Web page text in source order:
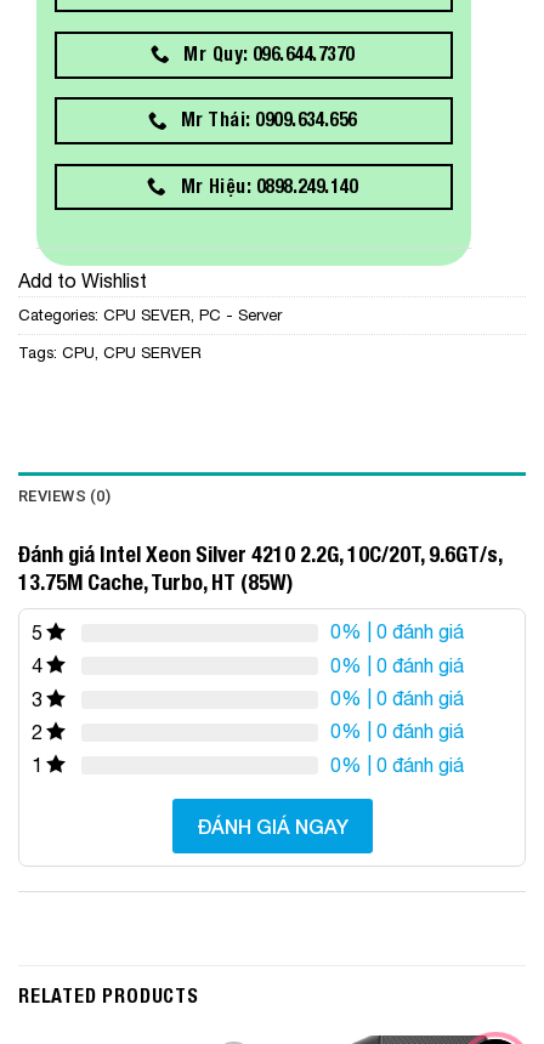
Mr Quy: 096.644.7370
Mr Thái: 0909.634.656
Mr Hiệu: 0898.249.140
Add to Wishlist
Categories: CPU SEVER PC - Server
Tags: CPU CPU SERVER
REVIEWS (0)
Đánh giá Intel Xeon Silver 4210 2.2G, 10C/20T, 9.6GT/s,
13.75M Cache, Turbo, HT (85W)
5 0% | 0 đánh giá
4
0% | 0 đánh giá
3
0% | 0 đánh giá
2
0% | 0 đánh giá
1
0% | 0 đánh giá
ĐÁNH GIÁ NGAY
RELATED PRODUCTS